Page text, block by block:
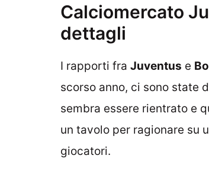
Calciomercato
dettagli
I rapporti fra Juventus e
scorso anno, ci sono state
sembra essere rientrato e
un tavolo per ragionare su
giocatori.